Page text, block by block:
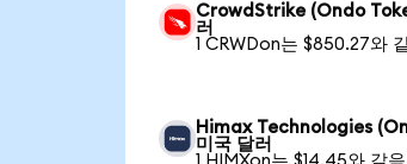
CrowdStrike (Ondo
러
1 CRWDon는 $850.27와
Himax Technologies
미국 달러